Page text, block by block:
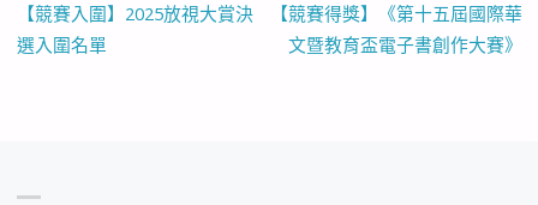
【競賽入圍】2025放視大賞決
選入圍名單
【競賽得獎】《第十五屆國際華
文暨教育盃電子書創作大賽》